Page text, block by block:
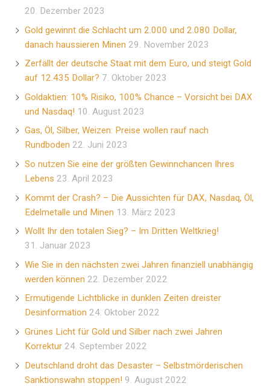
20. Dezember 2023
Gold gewinnt die Schlacht um 2.000 und 2.080 Dollar,
danach haussieren Minen 29. November 2023
Zerfällt der deutsche Staat mit dem Euro, und steigt Gold
auf 12.435 Dollar? 7. Oktober 2023
Goldaktien: 10% Risiko, 100% Chance – Vorsicht bei DAX
und Nasdaq! 10. August 2023
Gas, Öl, Silber, Weizen: Preise wollen rauf nach
Rundboden 22. Juni 2023
So nutzen Sie eine der größten Gewinnchancen Ihres
Lebens 23. April 2023
Kommt der Crash? – Die Aussichten für DAX, Nasdaq, Öl,
Edelmetalle und Minen 13. März 2023
Wollt Ihr den totalen Sieg? – Im Dritten Weltkrieg!
31. Januar 2023
Wie Sie in den nächsten zwei Jahren finanziell unabhängig
werden können 22. Dezember 2022
Ermutigende Lichtblicke in dunklen Zeiten dreister
Desinformation 24. Oktober 2022
Grünes Licht für Gold und Silber nach zwei Jahren
Korrektur 24. September 2022
Deutschland droht das Desaster – Selbstmörderischen
Sanktionswahn stoppen! 9. August 2022